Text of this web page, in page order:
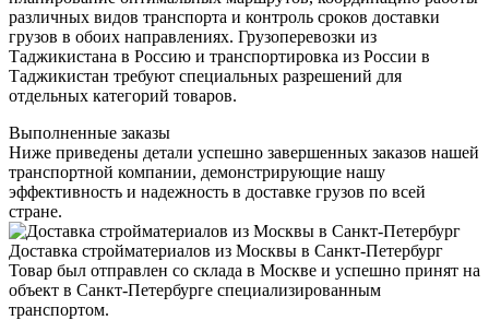
различных видов транспорта и контроль сроков доставки
грузов в обоих направлениях. Грузоперевозки из
Таджикистана в Россию и транспортировка из России в
Таджикистан требуют специальных разрешений для
отдельных категорий товаров.
Выполненные заказы
Ниже приведены детали успешно завершенных заказов нашей
транспортной компании, демонстрирующие нашу
эффективность и надежность в доставке грузов по всей
стране.
Доставка стройматериалов из Москвы в Санкт-Петербург
Товар был отправлен со склада в Москве и успешно принят на
объект в Санкт-Петербурге специализированным
транспортом.